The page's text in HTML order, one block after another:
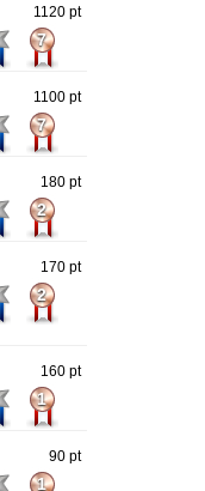
1120 pt
7
1100 pt
7
180 pt
2
170 pt
2
160 pt
1
90 pt
1